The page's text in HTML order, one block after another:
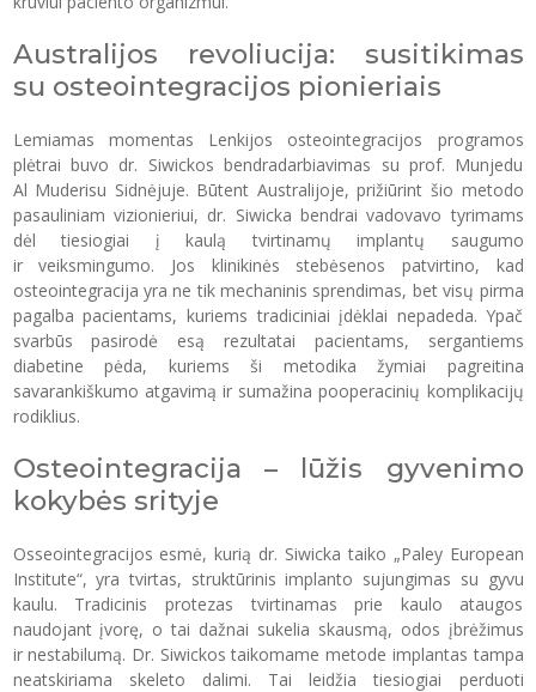
Australijos revoliucija: susitikimas
su osteointegracijos pionieriais
Lemiamas momentas Lenkijos osteointegracijos programos
plėtrai buvo dr. Siwickos bendradarbiavimas su prof. Munjedu
Al Muderisu Sidnėjuje. Būtent Australijoje, prižiūrint šio metodo
pasauliniam vizionieriui, dr. Siwicka bendrai vadovavo tyrimams
dėl tiesiogiai į kaulą tvirtinamų implantų saugumo
ir veiksmingumo. Jos klinikinės stebėsenos patvirtino, kad
osteointegracija yra ne tik mechaninis sprendimas, bet visų pirma
pagalba pacientams, kuriems tradiciniai įdėklai nepadeda. Ypač
svarbūs pasirodė esą rezultatai pacientams, sergantiems
diabetine pėda, kuriems ši metodika žymiai pagreitina
savarankiškumo atgavimą ir sumažina pooperacinių komplikacijų
rodiklius.
Osteointegracija – lūžis gyvenimo
kokybės srityje
Osseointegracijos esmė, kurią dr. Siwicka taiko „Paley European
Institute“, yra tvirtas, struktūrinis implanto sujungimas su gyvu
kaulu. Tradicinis protezas tvirtinamas prie kaulo ataugos
naudojant įvorę, o tai dažnai sukelia skausmą, odos įbrėžimus
ir nestabilumą. Dr. Siwickos taikomame metode implantas tampa
neatskiriama skeleto dalimi. Tai leidžia tiesiogiai perduoti